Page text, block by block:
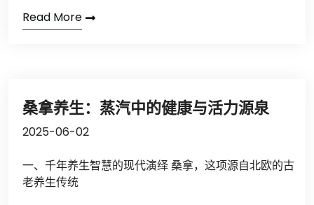
Read More
桑拿养生：蒸汽中的健康与活力源泉
2025-06-02
一、千年养生智慧的现代演绎 桑拿，这项源自北欧的古
老养生传统